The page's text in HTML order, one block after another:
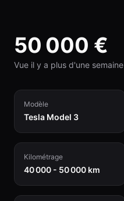
50 000 €
Vue il y a plus d'une semaine
Modèle
Tesla Model 3
Kilométrage
40 000 - 50 000 km